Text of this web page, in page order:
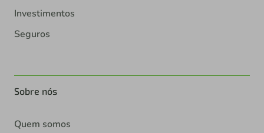
Investimentos
Seguros
Sobre nós
Quem somos